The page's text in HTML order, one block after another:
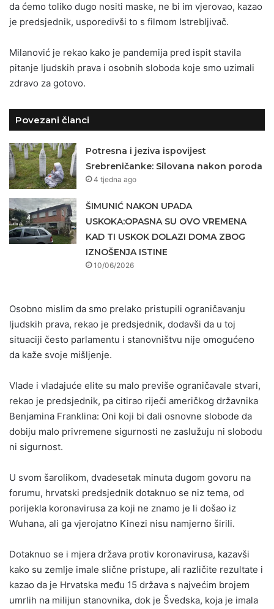
da ćemo toliko dugo nositi maske, ne bi im vjerovao, kazao
je predsjednik, usporedivši to s filmom Istrebljivač.
Milanović je rekao kako je pandemija pred ispit stavila
pitanje ljudskih prava i osobnih sloboda koje smo uzimali
zdravo za gotovo.
Povezani članci
Potresna i jeziva ispovijest
Srebreničanke: Silovana nakon poroda
4 tjedna ago
ŠIMUNIĆ NAKON UPADA
USKOKA:OPASNA SU OVO VREMENA
KAD TI USKOK DOLAZI DOMA ZBOG
IZNOŠENJA ISTINE
10/06/2026
Osobno mislim da smo prelako pristupili ograničavanju
ljudskih prava, rekao je predsjednik, dodavši da u toj
situaciji često parlamentu i stanovništvu nije omogućeno
da kaže svoje mišljenje.
Vlade i vladajuće elite su malo previše ograničavale stvari,
rekao je predsjednik, pa citirao riječi američkog državnika
Benjamina Franklina: Oni koji bi dali osnovne slobode da
dobiju malo privremene sigurnosti ne zaslužuju ni slobodu
ni sigurnost.
U svom šarolikom, dvadesetak minuta dugom govoru na
forumu, hrvatski predsjednik dotaknuo se niz tema, od
porijekla koronavirusa za koji ne znamo je li došao iz
Wuhana, ali ga vjerojatno Kinezi nisu namjerno širili.
Dotaknuo se i mjera država protiv koronavirusa, kazavši
kako su zemlje imale slične pristupe, ali različite rezultate i
kazao da je Hrvatska među 15 država s najvećim brojem
umrlih na milijun stanovnika, dok je Švedska, koja je imala